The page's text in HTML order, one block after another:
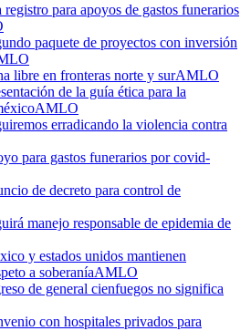
registro para apoyos de gastos funerarios
paquete de proyectos con inversión
libre en fronteras norte y surAMLO
de la guía ética para la
AMLO
erradicando la violencia contra
para gastos funerarios por covid-
de decreto para control de
manejo responsable de epidemia de
y estados unidos mantienen
a soberaníaAMLO
de general cienfuegos no significa
con hospitales privados para